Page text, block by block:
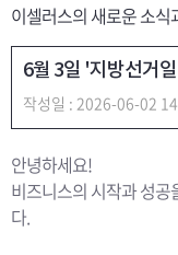
이셀러스의 새로운 소
6월 3일 '지방선거
작성일 : 2026-06-02
안녕하세요!
비즈니스의 시작과 성공
다.